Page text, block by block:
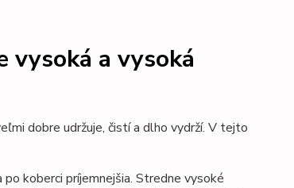
vysoká a vysoká
dobre udržuje, čistí a dlho vydrží. V tejto
koberci príjemnejšia. Stredne vysoké